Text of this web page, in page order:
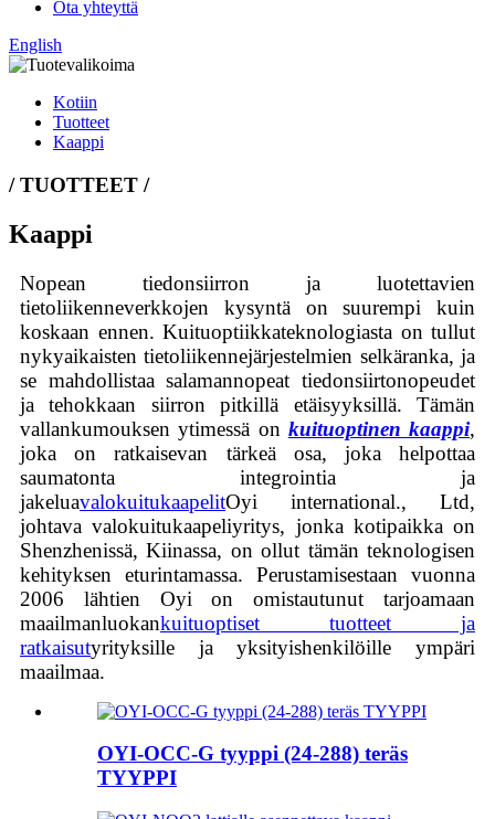
Ota yhteyttä
English
Kotiin
Tuotteet
Kaappi
/ TUOTTEET /
Kaappi
Nopean tiedonsiirron ja luotettavien
tietoliikenneverkkojen kysyntä on suurempi kuin
koskaan ennen. Kuituoptiikkateknologiasta on tullut
nykyaikaisten tietoliikennejärjestelmien selkäranka, ja
se mahdollistaa salamannopeat tiedonsiirtonopeudet
ja tehokkaan siirron pitkillä etäisyyksillä. Tämän
vallankumouksen ytimessä on kuituoptinen kaappi,
joka on ratkaisevan tärkeä osa, joka helpottaa
saumatonta integrointia ja
jakeluavalokuitukaapelitOyi international., Ltd,
johtava valokuitukaapeliyritys, jonka kotipaikka on
Shenzhenissä, Kiinassa, on ollut tämän teknologisen
kehityksen eturintamassa. Perustamisestaan ​​vuonna
2006 lähtien Oyi on omistautunut tarjoamaan
maailmanluokankuituoptiset tuotteet ja
ratkaisutyrityksille ja yksityishenkilöille ympäri
maailmaa.
OYI-OCC-G tyyppi (24-288) teräs
TYYPPI